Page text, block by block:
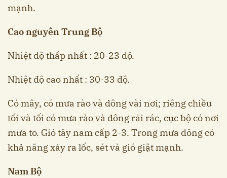
mạnh.
Cao nguyên Trung Bộ
Nhiệt độ thấp nhất : 20-23 độ.
Nhiệt độ cao nhất : 30-33 độ.
Có mây, có mưa rào và dông vài nơi; riêng chiều
tối và tối có mưa rào và dông rải rác, cục bộ có nơi
mưa to. Gió tây nam cấp 2-3. Trong mưa dông có
khả năng xảy ra lốc, sét và gió giật mạnh.
Nam Bộ